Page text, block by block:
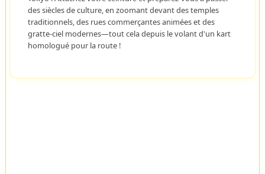
des siècles de culture, en zoomant devant des temples
traditionnels, des rues commerçantes animées et des
gratte-ciel modernes—tout cela depuis le volant d'un kart
homologué pour la route !